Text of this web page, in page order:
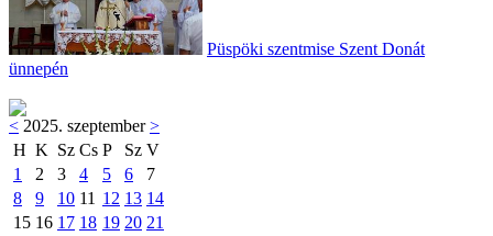
Püspöki szentmise Szent Donát
ünnepén
< 2025. szeptember>
H K Sz Cs P Sz V
1
2 3 4 5 6
7
8
9 10 11 12 13 14
15 16 17 18 19 20 21